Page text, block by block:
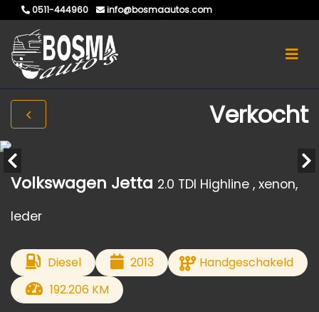
0511-444960 info@bosmaautos.com
Verkocht
Volkswagen Jetta 2.0 TDI Highline , xenon,
leder
Diesel 2013
Handgeschakeld
192.206 KM